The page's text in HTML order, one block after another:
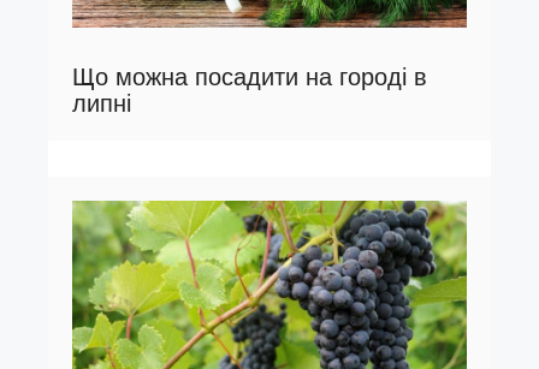
Що можна посадити на городі в
липні